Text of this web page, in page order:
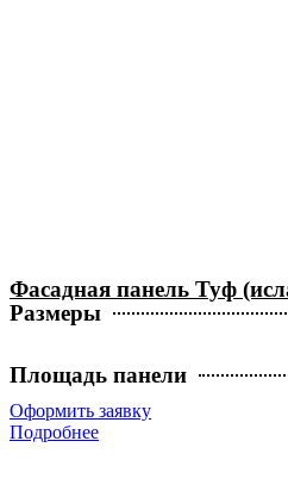
Фасадная панель Туф
Размеры
Площадь панели
Оформить заявку
Подробнее